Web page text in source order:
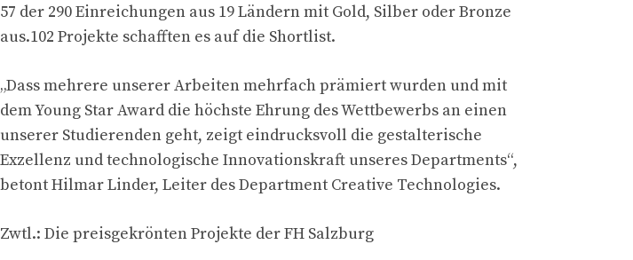
57 der 290 Einreichungen aus 19 Ländern mit Gold, Silber oder Bronze
aus.102 Projekte schafften es auf die Shortlist.
„Dass mehrere unserer Arbeiten mehrfach prämiert wurden und mit
dem Young Star Award die höchste Ehrung des Wettbewerbs an einen
unserer Studierenden geht, zeigt eindrucksvoll die gestalterische
Exzellenz und technologische Innovationskraft unseres Departments“,
betont Hilmar Linder, Leiter des Department Creative Technologies.
Zwtl.: Die preisgekrönten Projekte der FH Salzburg